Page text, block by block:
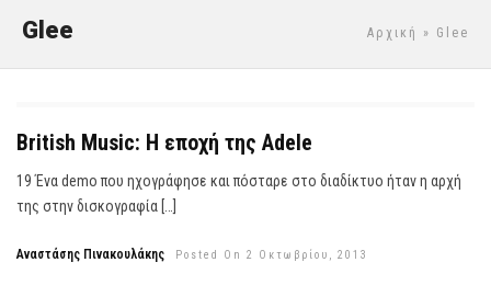
Αρχική » Glee
Glee
British Music: Η εποχή της Adele
19 Ένα demo που ηχογράφησε και πόσταρε στο διαδίκτυο ήταν η αρχή
της στην δισκογραφία […]
Αναστάσης Πινακουλάκης Posted On 2 Οκτωβρίου, 2013